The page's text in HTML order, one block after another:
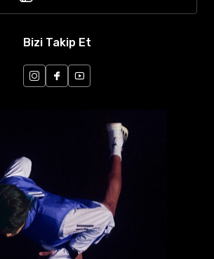
Bizi Takip Et